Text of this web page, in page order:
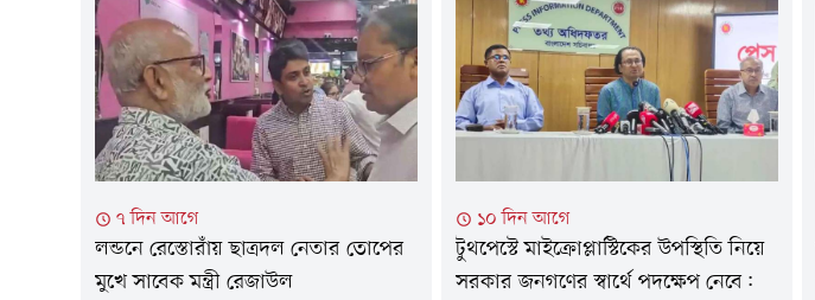
৭ দিন আগে
লন্ডনে রেস্তোরাঁয় ছাত্রদল নেতার তোপের
মুখে সাবেক মন্ত্রী রেজাউল
১০ দিন আগে
টুথপেস্টে মাইক্রোপ্লাস্টিকের উপস্থিতি নিয়ে
সরকার জনগণের স্বার্থে পদক্ষেপ নেবে: